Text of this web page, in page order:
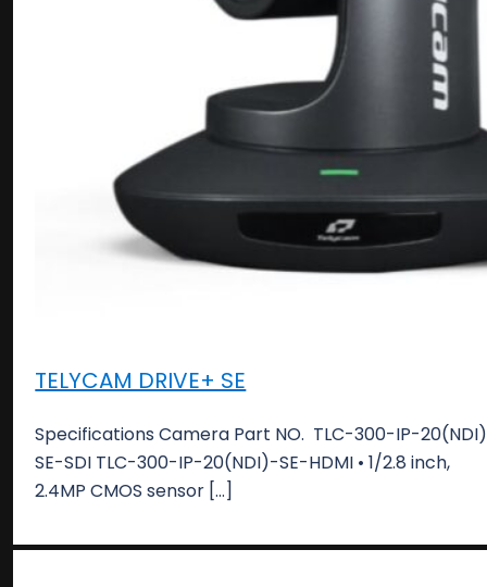
TELYCAM DRIVE+ SE
Specifications Camera Part NO. TLC-300-IP-
SE-SDI TLC-300-IP-20(NDI)-SE-HDMI • 1/2.8 inch,
2.4MP CMOS sensor […]